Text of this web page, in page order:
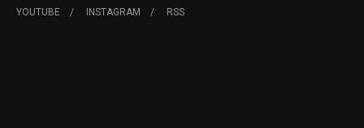
YOUTUBE
INSTAGRAM RSS